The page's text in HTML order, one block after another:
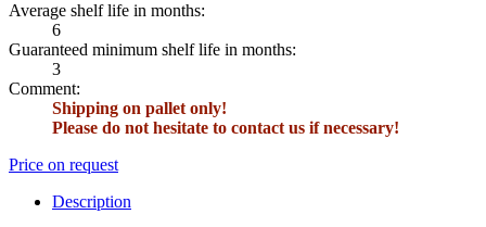
Average shelf life in months:
6
Guaranteed minimum shelf life in months:
3
Comment:
Shipping on pallet only!
Please do not hesitate to contact us if necessary!
Price on request
Description